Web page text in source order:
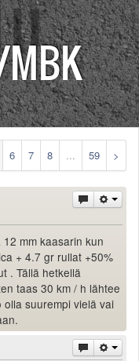
6 7 8 ... 59 >
mm kaasarin kun
+ 4.7 gr rullat +50%
. Tällä hetkellä
taas 30 km / h lähtee
suurempi vielä vai